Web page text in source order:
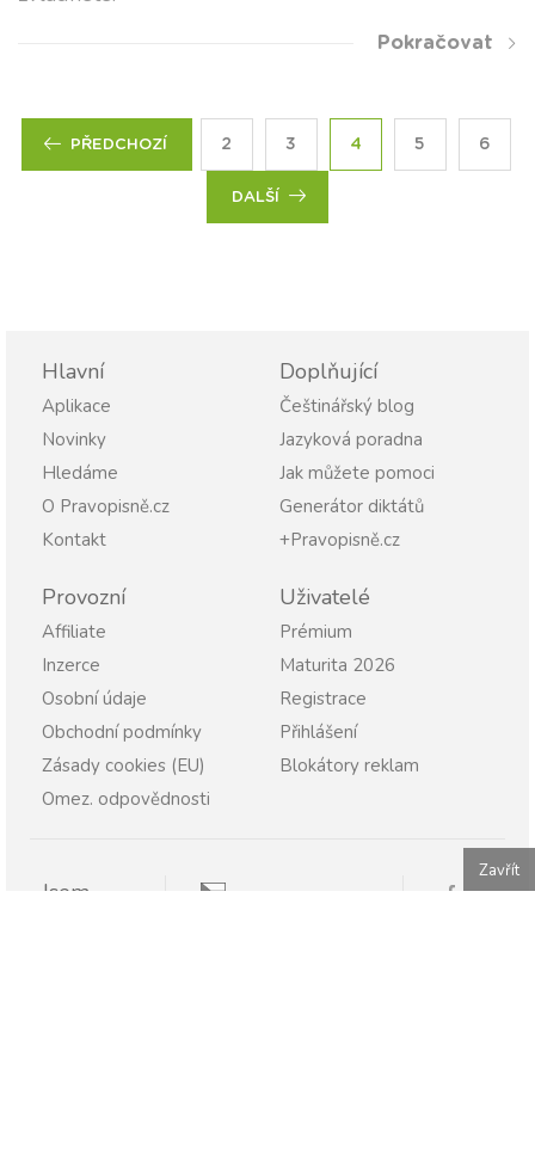
Pokračovat
PŘEDCHOZÍ 2 3 4 5 6
DALŠÍ
Hlavní
Aplikace
Novinky
Hledáme
O Pravopisně.cz
Kontakt
Doplňující
Češtinářský blog
Jazyková poradna
Jak můžete pomoci
Generátor diktátů
+Pravopisně.cz
Provozní
Affiliate
Inzerce
Osobní údaje
Obchodní podmínky
Zásady cookies (EU)
Omez. odpovědnosti
Uživatelé
Prémium
Maturita 2026
Registrace
Přihlášení
Blokátory reklam
Jsem
Zavřít